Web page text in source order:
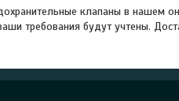
клапаны в нашем
требования будут учтены.